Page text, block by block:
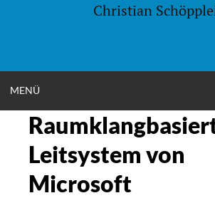
Christian
MENÜ
MENU
Leitsystem von
Microsoft